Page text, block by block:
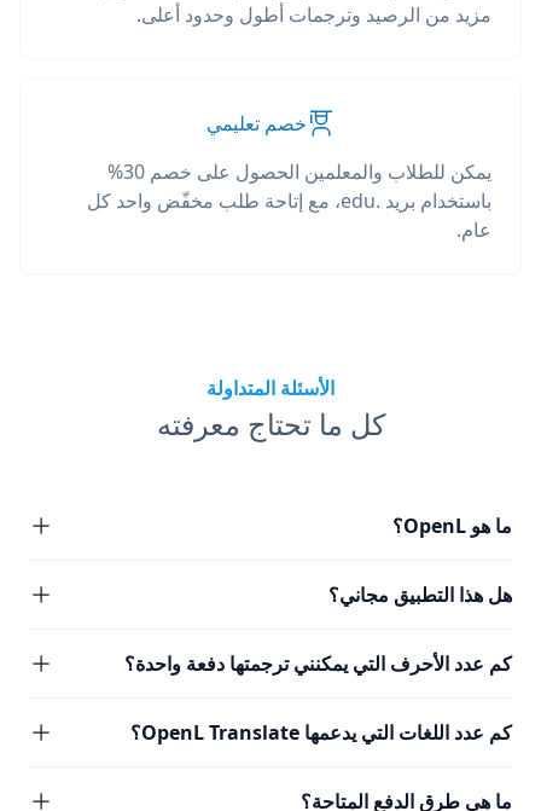
مزيد من الرصيد وترجمات أطول وحدود أعلى.
خصم تعليمي
يمكن للطلاب والمعلمين الحصول على خصم 30%
باستخدام بريد .edu، مع إتاحة طلب مخفّض واحد كل
عام.
الأسئلة المتداولة
كل ما تحتاج معرفته
ما هو OpenL؟
هل هذا التطبيق مجاني؟
كم عدد الأحرف التي يمكنني ترجمتها دفعة واحدة؟
كم عدد اللغات التي يدعمها OpenL Translate؟
ما هي طرق الدفع المتاحة؟